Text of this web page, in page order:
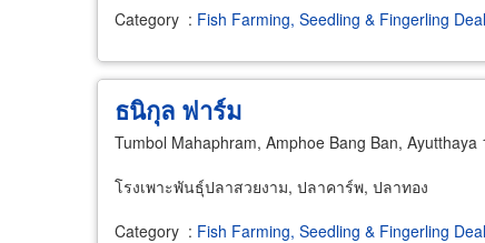
Category : Fish Farming, Seedling & Fingerling
ธนิกุล ฟาร์ม
Tumbol Mahaphram, Amphoe Bang Ban, Ayutthaya
โรงเพาะพันธุ์ปลาสวยงาม, ปลาคาร์พ, ปลาทอง
Category : Fish Farming, Seedling & Fingerling